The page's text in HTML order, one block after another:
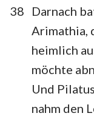
38
Darnach
Arimathia,
heimlich
möchte
Und
nahm den